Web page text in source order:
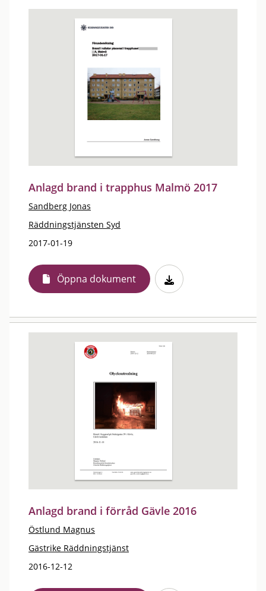
Anlagd brand i trapphus Malmö 2017
Sandberg Jonas
Räddningstjänsten Syd
2017-01-19
Öppna dokument
Anlagd brand i förråd Gävle 2016
Östlund Magnus
Gästrike Räddningstjänst
2016-12-12